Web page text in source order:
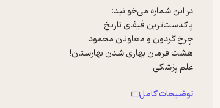
توضیحات کامل